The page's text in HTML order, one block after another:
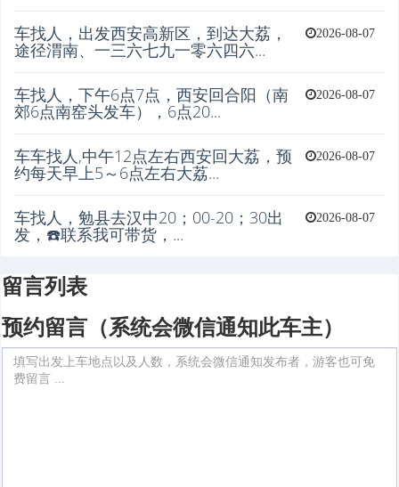
2026-08-07
车找人，出发西安高新区，到达大荔，
途径渭南、一三六七九一零六四六...
2026-08-07
车找人，下午6点7点，西安回合阳（南
郊6点南窑头发车），6点20...
2026-08-07
车车找人,中午12点左右西安回大荔，预
约每天早上5～6点左右大荔...
2026-08-07
车找人，勉县去汉中20；00-20；30出
发，☎️联系我可带货，...
留言列表
预约留言（系统会微信通知此车主）